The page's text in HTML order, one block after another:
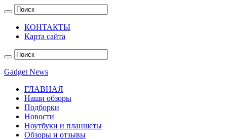
КОНТАКТЫ
Карта сайта
Gadget News
ГЛАВНАЯ
Наши обзоры
Подборки
Новости
Ноутбуки и планшеты
Обзоры и отзывы